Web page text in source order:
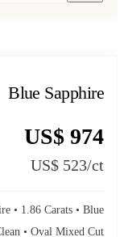
Blue Sapphire
US$ 974
US$ 523/ct
• 1.86 Carats • Blue
• Oval Mixed Cut